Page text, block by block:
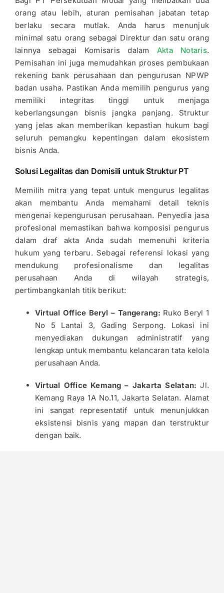
orang atau lebih, aturan pemisahan jabatan tetap
berlaku secara mutlak. Anda harus menunjuk
minimal satu orang sebagai Direktur dan satu orang
lainnya sebagai Komisaris dalam Akta Notaris.
Pemisahan ini juga memudahkan proses pembukaan
rekening bank perusahaan dan pengurusan NPWP
badan usaha. Pastikan Anda memilih pengurus yang
memiliki integritas tinggi untuk menjaga
keberlangsungan bisnis jangka panjang. Struktur
yang jelas akan memberikan kepastian hukum bagi
seluruh pemangku kepentingan dalam ekosistem
bisnis Anda.
Solusi Legalitas dan Domisili untuk Struktur PT
Memilih mitra yang tepat untuk mengurus legalitas
akan membantu Anda memahami detail teknis
mengenai kepengurusan perusahaan. Penyedia jasa
profesional memastikan bahwa komposisi pengurus
dalam draf akta Anda sudah memenuhi kriteria
hukum yang terbaru. Sebagai referensi lokasi yang
mendukung profesionalisme dan legalitas
perusahaan Anda di wilayah strategis,
pertimbangkanlah titik berikut:
Virtual Office Beryl – Tangerang: Ruko Beryl 1
No 5 Lantai 3, Gading Serpong. Lokasi ini
menyediakan dukungan administratif yang
lengkap untuk membantu kelancaran tata kelola
perusahaan Anda.
Virtual Office Kemang – Jakarta Selatan: Jl.
Kemang Raya 1A No.11, Jakarta Selatan. Alamat
ini sangat representatif untuk menunjukkan
eksistensi bisnis yang mapan dan terstruktur
dengan baik.